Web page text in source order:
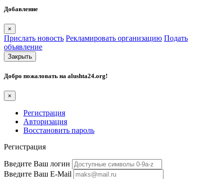
Добавление
×
Прислать новость Рекламировать организацию Подать
объявление
Закрыть
Добро пожаловать на alushta24.org!
×
Регистрация
Авторизация
Восстановить пароль
Регистрация
Введите Ваш логин
Введите Ваш E-Mail